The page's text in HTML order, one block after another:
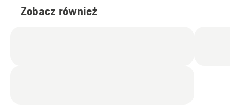
Zobacz również